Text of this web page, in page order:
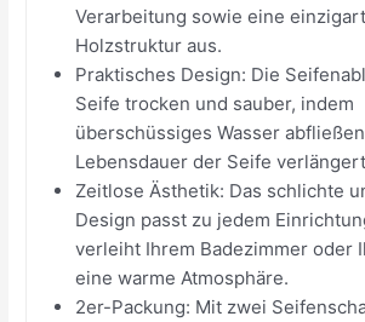
Verarbeitung sowie eine
Holzstruktur aus.
Praktisches Design: Die
Seife trocken und sauber, indem
überschüssiges Wasser
Lebensdauer der Seife
Zeitlose Ästhetik: Das schlichte
Design passt zu jedem
verleiht Ihrem Badezimmer oder
eine warme Atmosphäre.
2er-Packung: Mit zwei